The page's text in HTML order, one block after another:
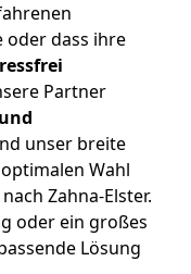
oder dass ihre
Partner
unser breite
Wahl
Zahna-Elster.
oder ein großes
Lösung